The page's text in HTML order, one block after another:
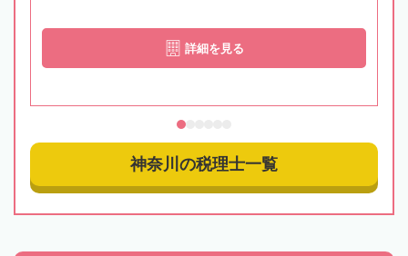
詳細を見る
神奈川の税理士一覧